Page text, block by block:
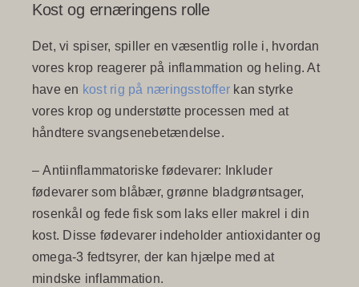
Kost og ernæringens rolle
Det, vi spiser, spiller en væsentlig rolle i, hvordan
vores krop reagerer på inflammation og heling. At
have en kost rig på næringsstoffer kan styrke
vores krop og understøtte processen med at
håndtere svangsenebetændelse.
–Antiinflammatoriske fødevarer: Inkluder
fødevarer som blåbær, grønne bladgrøntsager,
rosenkål og fede fisk som laks eller makrel i din
kost. Disse fødevarer indeholder antioxidanter og
omega-3 fedtsyrer, der kan hjælpe med at
mindske inflammation.